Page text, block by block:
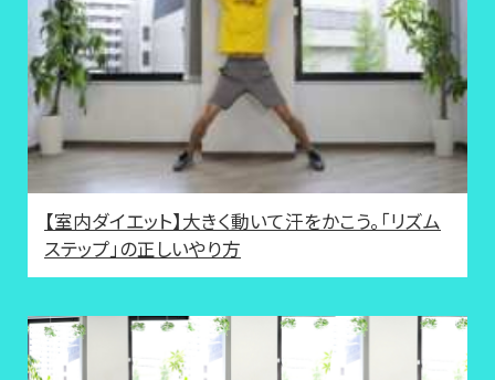
【室内ダイエット】大きく動いて汗をかこう。「リズム
ステップ」の正しいやり方